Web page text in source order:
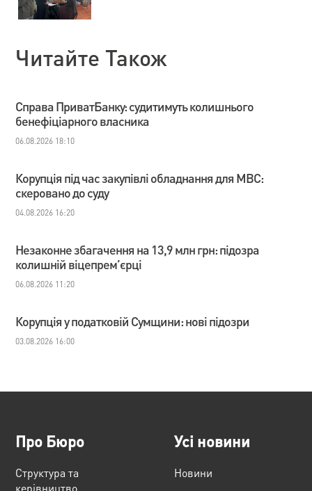
Читайте Також
Справа ПриватБанку: судитимуть колишнього
бенефіціарного власника
06.08.2026 18:10
Корупція під час закупівлі обладнання для МВС:
скеровано до суду
04.08.2026 16:20
Незаконне збагачення на 13,9 млн грн: підозра
колишній віцепрем’єрці
06.08.2026 11:20
Корупція у податковій Сумщини: нові підозри
03.08.2026 16:00
Про Бюро
Структура та
керівництво
Усі новини
Новини